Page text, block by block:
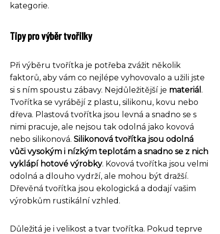
kategorie.
Tipy pro výběr tvořilky
Při výběru tvořítka je potřeba zvážit několik
faktorů, aby vám co nejlépe vyhovovalo a užili jste
si s ním spoustu zábavy. Nejdůležitější je materiál .
Tvořítka se vyrábějí z plastu, silikonu, kovu nebo
dřeva. Plastová tvořítka jsou levná a snadno se s
nimi pracuje, ale nejsou tak odolná jako kovová
nebo silikonová. Silikonová tvořítka jsou odolná
vůči vysokým i nízkým teplotám a snadno se z nich
vyklápí hotové výrobky. Kovová tvořítka jsou velmi
odolná a dlouho vydrží, ale mohou být dražší.
Dřevěná tvořítka jsou ekologická a dodají vašim
výrobkům rustikální vzhled.
Důležitá je i velikost a tvar tvořítka. Pokud teprve